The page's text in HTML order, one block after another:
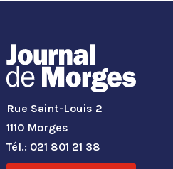
Rue Saint-Louis 2
1110 Morges
Tél.: 021 801 21 38